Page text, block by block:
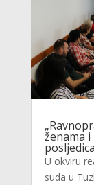
ženama
U okviru
suda u